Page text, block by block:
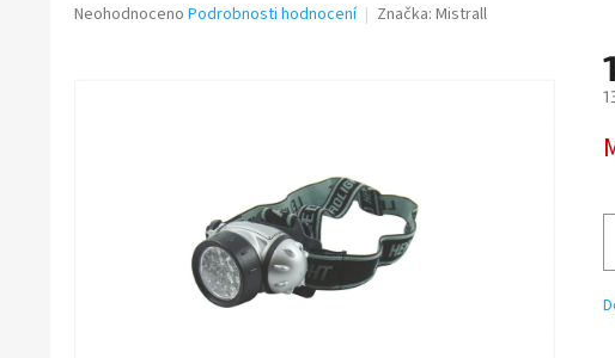
Průměrné
Neohodnoceno Podrobnosti hodnocení Značka: Mistrall